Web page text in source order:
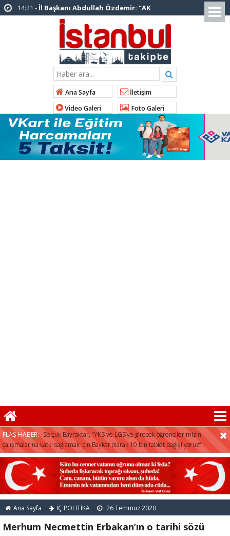
14:20 - Şadi Yazıcı, “Silivri’den alınan talimatla
hakkımda karalama kampanyası yürütülüyor”
AK Parti’ye katılan ilçe belediye
başkanlarından İl Başkanı Özdemir’e ziyaret
Tuzla Belediye Başkanı Eren Ali
Bingöl’den İBB’ye tepki
İstanbul Emniyet Müdürlüğünden
“Gök Kubbe’de, Mavi Vatan’da, Şanlı Topraklarda:
İstanbul Emniyeti Her Yerde” paylaşımı
19:26 -Çekmeköy Belediye Başkanı Orhan
Çerkez AK Parti’ye katıldı
Ana Sayfa
İletişim
Video Galeri
Foto Galeri
FLAŞ HABER: Selçuk Bayraktar, “YKS ve LGS’ye girecek öğrencilerimizin
çalışmalarına katkı sağlamak için Baykar olarak 10 bin tablet bağışlıyoruz”
Ana Sayfa İÇ POLİTİKA 26 Temmuz 2020
Merhum Necmettin Erbakan’ın o tarihi sözü